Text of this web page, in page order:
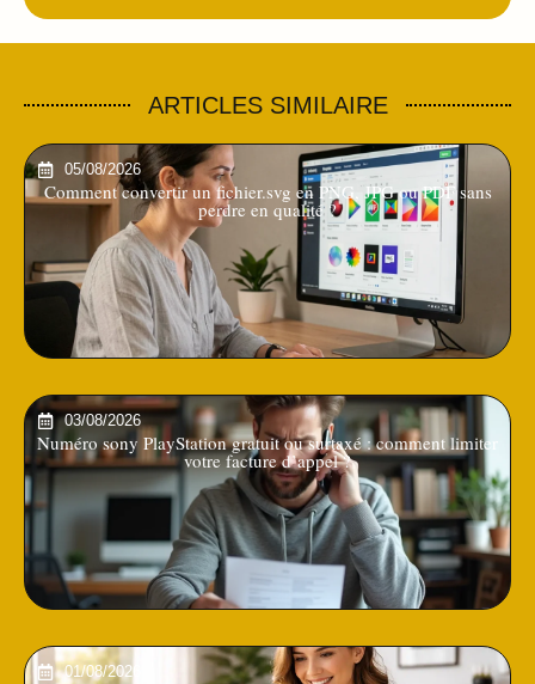
ARTICLES SIMILAIRE
05/08/2026
Comment convertir un fichier.svg en PNG, JPG ou PDF sans
perdre en qualité ?
03/08/2026
Numéro sony PlayStation gratuit ou surtaxé : comment limiter
votre facture d’appel ?
01/08/2026